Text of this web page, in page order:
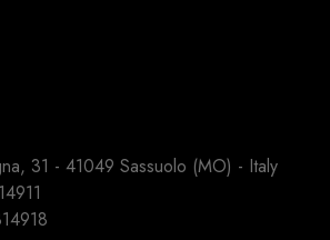
31 - 41049 Sassuolo (MO) - Italy